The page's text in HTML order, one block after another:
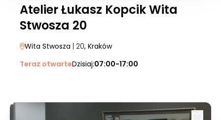
Atelier Łukasz Kopcik Wita
Stwosza 20
Wita Stwosza | 20, Kraków
Teraz otwarteDzisiaj:07:00-17:00